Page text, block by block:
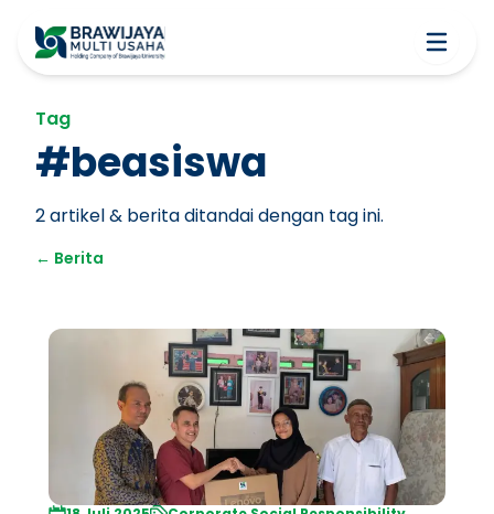
Tag
#beasiswa
2artikel & berita ditandai dengan tag ini.
← Berita